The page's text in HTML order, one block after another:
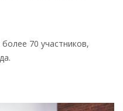
70 участников,